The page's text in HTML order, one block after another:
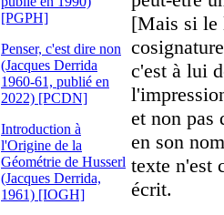
[PGPH]
Penser, c'est dire non
(Jacques Derrida
1960-61, publié en
2022) [PCDN]
Introduction à
l'Origine de la
Géométrie de Husserl
(Jacques Derrida,
1961) [IOGH]
[Mais si le
c'est à lui
et non pas
en son
texte n'est
écrit.